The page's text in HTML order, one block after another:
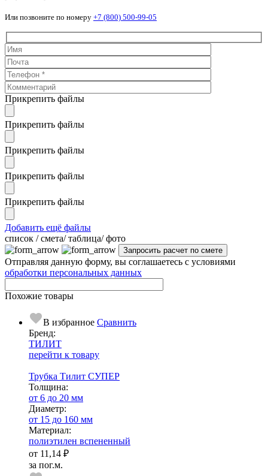
Или позвоните по номеру +7 (800) 500-99-05
Прикрепить файлы
Прикрепить файлы
Прикрепить файлы
Прикрепить файлы
Прикрепить файлы
Добавить ещё файлы
cписок / смета/ таблица/ фото
Отправляя данную форму, вы соглашаетесь с условиями
обработки персональных данных
Похожие товары
В избранное Сравнить
Бренд:
ТИЛИТ
перейти к товару
Трубка Тилит СУПЕР
Тол­щи­на:
от 6 до 20 мм
Диаметр:
от 15 до 160 мм
Ма­­те­­ри­­ал:
полиэтилен вспененный
от 11,14 ₽
за пог.м.